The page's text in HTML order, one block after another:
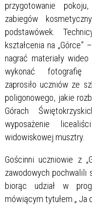
przygotowanie
zabiegów
podstawówek.
kształcenia na
nagrać materiały
wykonać fotografię
zaprosiło uczniów ze
poligonowego, jakie
Górach
wyposażenie
widowiskowej musztry.
Gościnni uczniowie z
zawodowych pochwalili
biorąc udział w
mówiącym tytułem „